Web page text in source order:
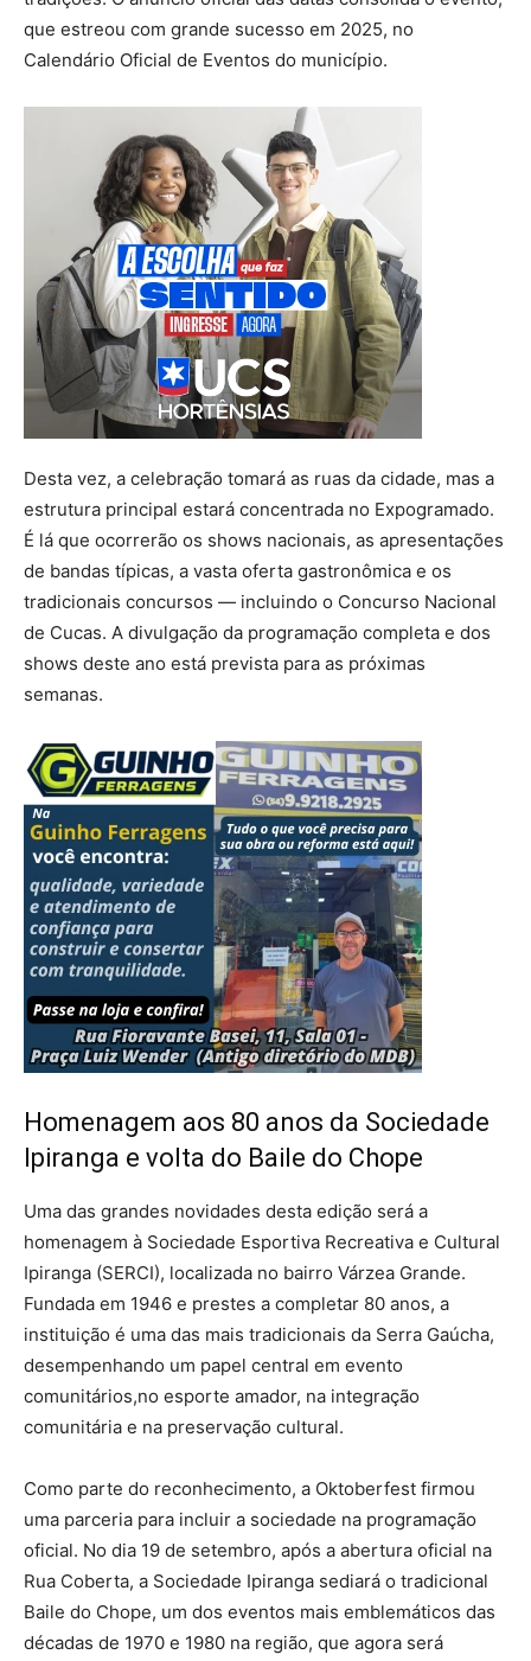
que estreou com grande sucesso em 2025, no
Calendário Oficial de Eventos do município.
Desta vez, a celebração tomará as ruas da cidade, mas a
estrutura principal estará concentrada no Expogramado.
É lá que ocorrerão os shows nacionais, as apresentações
de bandas típicas, a vasta oferta gastronômica e os
tradicionais concursos — incluindo o Concurso Nacional
de Cucas. A divulgação da programação completa e dos
shows deste ano está prevista para as próximas
semanas.
Homenagem aos 80 anos da Sociedade
Ipiranga e volta do Baile do Chope
Uma das grandes novidades desta edição será a
homenagem à Sociedade Esportiva Recreativa e Cultural
Ipiranga (SERCI), localizada no bairro Várzea Grande.
Fundada em 1946 e prestes a completar 80 anos, a
instituição é uma das mais tradicionais da Serra Gaúcha,
desempenhando um papel central em evento
comunitários,no esporte amador, na integração
comunitária e na preservação cultural.
Como parte do reconhecimento, a Oktoberfest firmou
uma parceria para incluir a sociedade na programação
oficial. No dia 19 de setembro, após a abertura oficial na
Rua Coberta, a Sociedade Ipiranga sediará o tradicional
Baile do Chope, um dos eventos mais emblemáticos das
décadas de 1970 e 1980 na região, que agora será